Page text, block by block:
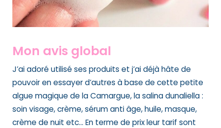
Mon avis global
J’ai adoré utilisé ses produits et j’ai déjà hâte de
pouvoir en essayer d’autres à base de cette petite
algue magique de la Camargue, la salina dunaliella :
soin visage, crème, sérum anti âge, huile, masque,
crème de nuit etc… En terme de prix leur tarif sont